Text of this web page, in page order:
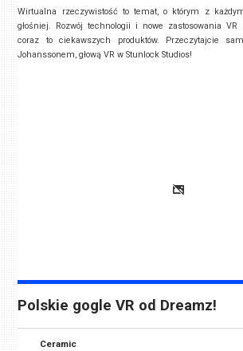
Wirtualna rzeczywistość to temat, o którym z
głośniej. Rozwój technologii i nowe zastosowania
coraz to ciekawszych produktów. Przeczytajcie
Johanssonem, głową VR w Stunlock Studios!
Polskie gogle VR od Dreamz!
Ceramic